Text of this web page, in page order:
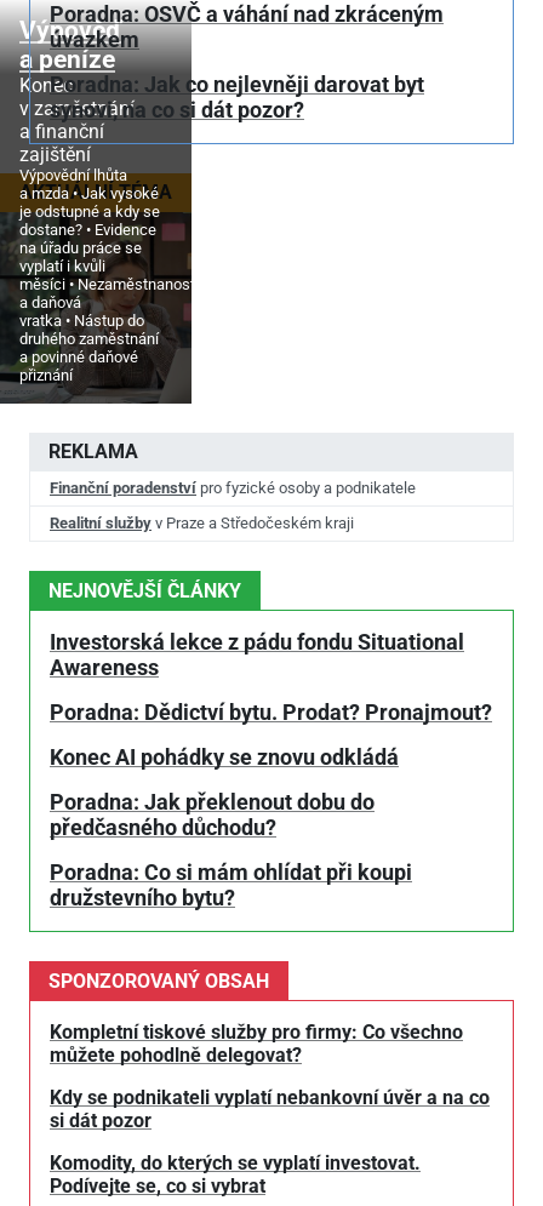
REKLAMA
Finanční poradenství pro fyzické osoby a podnikatele
Realitní služby v Praze a Středočeském kraji
NEJNOVĚJŠÍ ČLÁNKY
Investorská lekce z pádu fondu Situational
Awareness
Poradna: Dědictví bytu. Prodat? Pronajmout?
Konec AI pohádky se znovu odkládá
Poradna: Jak překlenout dobu do
předčasného důchodu?
Poradna: Co si mám ohlídat při koupi
družstevního bytu?
AKTUÁLNÍ TÉMA
Výpověď
a peníze
Konec
v zaměstnání
a finanční
zajištění
Výpovědní lhůta
a mzda
Jak vysoké
je odstupné a kdy se
dostane?
Evidence
na úřadu práce se
vyplatí i kvůli
měsíci
Nezaměstnanost
a daňová
vratka
Nástup do
druhého zaměstnání
a povinné daňové
přiznání
Poradna: OSVČ a váhání nad zkráceným
úvazkem
Poradna: Jak co nejlevněji darovat byt
synovi, na co si dát pozor?
SPONZOROVANÝ OBSAH
Kompletní tiskové služby pro firmy: Co všechno
můžete pohodlně delegovat?
Kdy se podnikateli vyplatí nebankovní úvěr a na co
si dát pozor
Komodity, do kterých se vyplatí investovat.
Podívejte se, co si vybrat